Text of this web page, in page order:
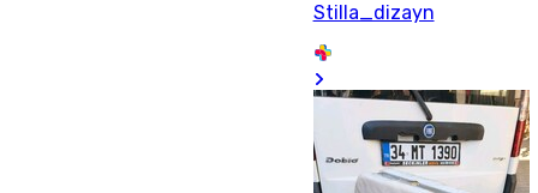
Stilla_dizayn